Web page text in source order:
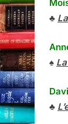
♣
♠
♣